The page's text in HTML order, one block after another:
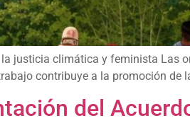
justicia climática y feminista Las
contribuye a la promoción de
del